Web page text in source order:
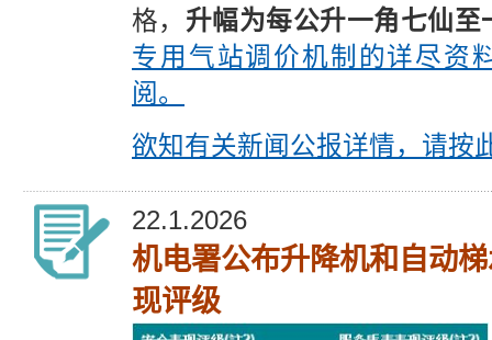
格， 升幅为每公升一角七仙至
专用气站调价机制的详尽资
阅。
欲知有关新闻公报详情，请按
22.1.2026
机电署公布升降机和自动
现评级